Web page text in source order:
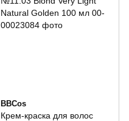
BBCos
Крем-краска для волос